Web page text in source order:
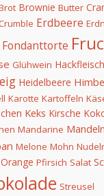
Brownie Butter
Erdbeere
Fondanttorte
Glühwein Hackfleisch
Heidelbeere
Karotte Kartoffeln
Keks Kirsche
Mandarine Mandeln
Melone Mohn
Orange Pfirsich Salat
Streusel